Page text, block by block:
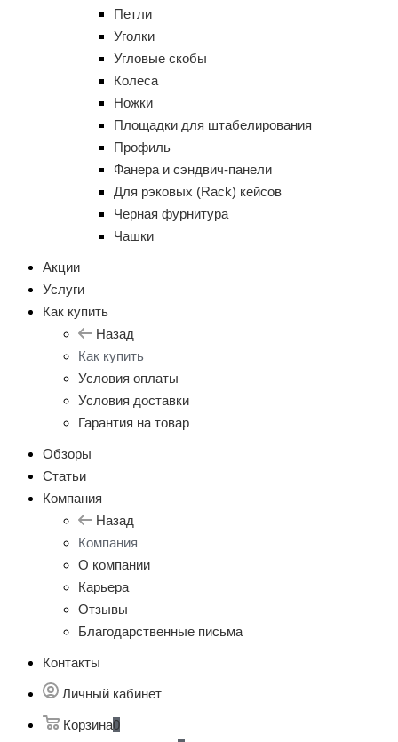
Петли
Уголки
Угловые скобы
Колеса
Ножки
Площадки для штабелирования
Профиль
Фанера и сэндвич-панели
Для рэковых (Rack) кейсов
Черная фурнитура
Чашки
Акции
Услуги
Как купить
Назад
Как купить
Условия оплаты
Условия доставки
Гарантия на товар
Обзоры
Статьи
Компания
Назад
Компания
О компании
Карьера
Отзывы
Благодарственные письма
Контакты
Личный кабинет
Корзина0